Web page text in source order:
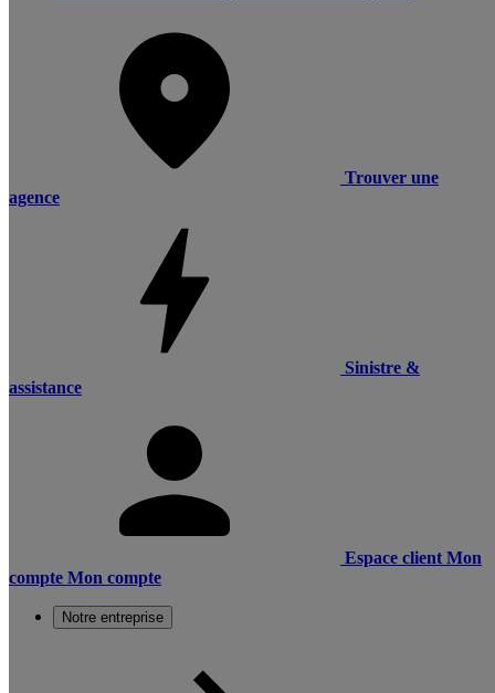
Trouver une
agence
Sinistre &
assistance
Espace client Mon
compte Mon compte
Notre entreprise